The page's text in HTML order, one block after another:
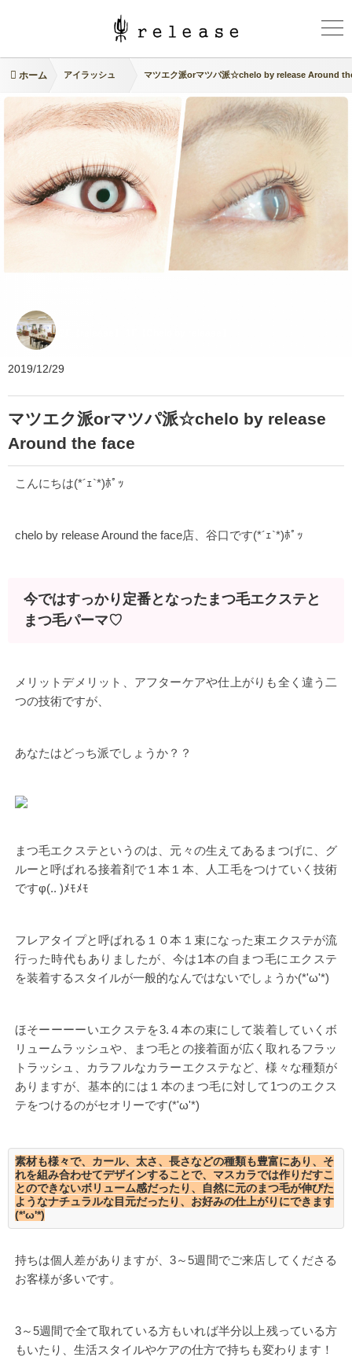
ホーム アイラッシュ マツエク派orマツパ派☆chelo by release Around
2019/12/29
マツエク派orマツパ派☆chelo by release
Around the face
こんにちは(*´ｪ`*)ﾎﾟｯ
chelo by release Around the face店、谷口です(*´ｪ`*)ﾎﾟｯ
今ではすっかり定番となったまつ毛エクステと
まつ毛パーマ♡
メリットデメリット、アフターケアや仕上がりも全く違う二
つの技術ですが、
あなたはどっち派でしょうか？？
まつ毛エクステというのは、元々の生えてあるまつげに、グ
ルーと呼ばれる接着剤で１本１本、人工毛をつけていく技術
ですφ(.. )ﾒﾓﾒﾓ
フレアタイプと呼ばれる１０本１束になった束エクステが流
行った時代もありましたが、今は1本の自まつ毛にエクステ
を装着するスタイルが一般的なんではないでしょうか(*'ω'*)
ほそーーーーいエクステを3.４本の束にして装着していくボ
リュームラッシュや、まつ毛との接着面が広く取れるフラッ
トラッシュ、カラフルなカラーエクステなど、様々な種類が
ありますが、基本的には１本のまつ毛に対して1つのエクス
テをつけるのがセオリーです(*'ω'*)
素材も様々で、カール、太さ、長さなどの種類も豊富にあり、そ
れを組み合わせてデザインすることで、マスカラでは作りだすこ
とのできないボリューム感だったり、自然に元のまつ毛が伸びた
ようなナチュラルな目元だったり、お好みの仕上がりにできます
(*'ω'*)
持ちは個人差がありますが、3～5週間でご来店してくださる
お客様が多いです。
3～5週間で全て取れている方もいれば半分以上残っている方
もいたり、生活スタイルやケアの仕方で持ちも変わります！